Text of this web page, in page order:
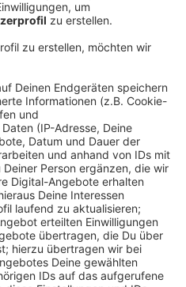
GmbH" bietet drei
Arbeitsplätze, die ihr für
Stipendium
können sich alle
in Bocholt sowie
geboren sind. Auch
zum Beispiel eine
haben die Chance,
Neben besonderen
Berufserfahrung
gesellschaftliches und
der Vergabe der Plätze